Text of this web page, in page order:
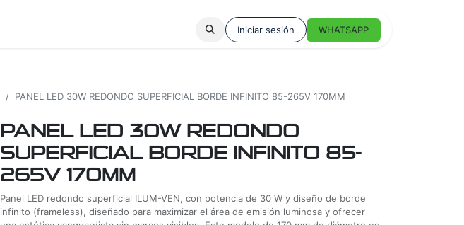
Iniciar sesión WHATSAPP
PANEL LED 30W REDONDO SUPERFICIAL BORDE INFINITO 85-265V 170MM
PANEL LED 30W REDONDO
SUPERFICIAL BORDE INFINITO 85-
265V 170MM
Panel LED redondo superficial ILUM-VEN, con potencia de 30 W y diseño de borde
infinito (frameless), diseñado para maximizar el área de emisión luminosa y ofrecer